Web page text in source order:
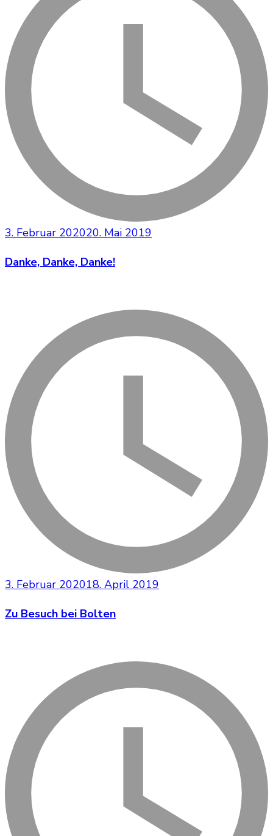
3. Februar 202020. Mai 2019
Danke, Danke, Danke!
3. Februar 202018. April 2019
Zu Besuch bei Bolten